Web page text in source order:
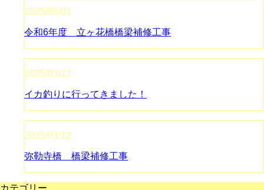
2025/05/01
令和6年度 立ヶ花橋橋梁補修工事
2025/03/12
イカ釣りに行ってきました！
2025/03/12
弥勒寺橋 橋梁補修工事
カテゴリー